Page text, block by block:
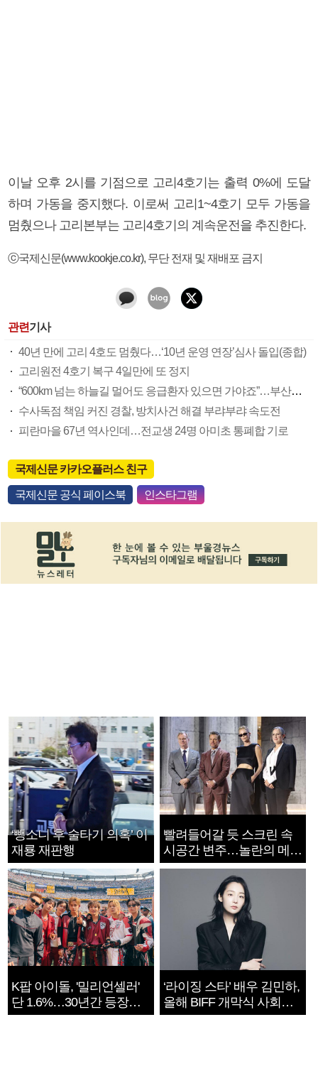
이날 오후 2시를 기점으로 고리4호기는 출력 0%에 도달
하며 가동을 중지했다. 이로써 고리1~4호기 모두 가동을
멈췄으나 고리본부는 고리4호기의 계속운전을 추진한다.
ⓒ국제신문(www.kookje.co.kr), 무단 전재 및 재배포 금지
관련기사
40년 만에 고리 4호도 멈췄다…‘10년 운영 연장’심사 돌입(종합)
고리원전 4호기 복구 4일만에 또 정지
“600km 넘는 하늘길 멀어도 응급환자 있으면 가야죠”…부산소방항공대 활약상 눈길
수사독점 책임 커진 경찰, 방치사건 해결 부랴부랴 속도전
피란마을 67년 역사인데…전교생 24명 아미초 통폐합 기로
국제신문 카카오플러스 친구
국제신문 공식 페이스북 인스타그램
‘뺑소니 후 술타기 의혹’ 이
재룡 재판행
빨려들어갈 듯 스크린 속
시공간 변주…놀란의 메시
지는 ‘전쟁 속죄’
K팝 아이돌, '밀리언셀러'
단 1.6%…30년간 등장
1182개팀 전수조사
‘라이징 스타’ 배우 김민하,
올해 BIFF 개막식 사회자
확정